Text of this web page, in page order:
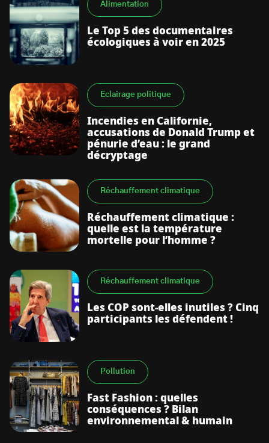
Alimentation
Le Top 5 des documentaires
écologiques à voir en 2025
Eclairage politique
Incendies en Californie,
accusations de Donald Trump et
pénurie d’eau : le grand
décryptage
Réchauffement climatique
Réchauffement climatique :
quelle est la température
mortelle pour l’homme ?
Réchauffement climatique
Les COP sont-elles inutiles ? Cinq
participants les défendent !
Pollution
Fast Fashion : quelles
conséquences ? Bilan
environnemental & humain